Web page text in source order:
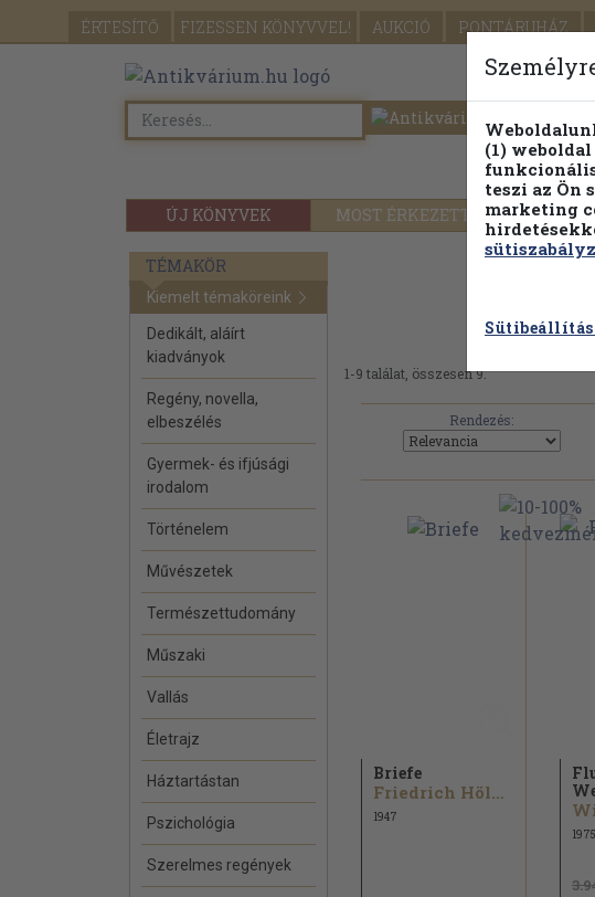
ÉRTESÍTŐ FIZESSEN KÖNYVVEL! AUKCIÓ PONTÁRUHÁZ
ÚJ KÖNYVEK MOST ÉRKEZETT
TÉMAKÖR
Kiemelt témaköreink
Dedikált, aláírt
kiadványok
Regény, novella,
elbeszélés
Gyermek- és ifjúsági
irodalom
Történelem
Művészetek
Természettudomány
Műszaki
Vallás
Életrajz
Háztartástan
Pszichológia
Szerelmes regények
1-9 találat, összesen 9.
Rendezés:
Briefe
Friedrich Hölderlin
1947
1975
(1)
teszi az Ön
marketing